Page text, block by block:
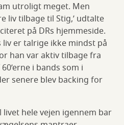
utroligt meget. Men
liv tilbage til Stig,’ udtalte
på DRs hjemmeside.
er talrige ikke mindst på
han var aktiv tilbage fra
i bands som i
senere blev backing for
hele vejen igennem bar